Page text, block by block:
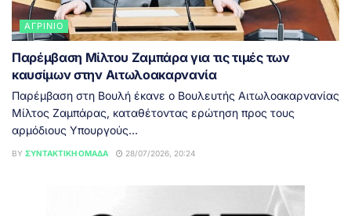
ΑΓΡΊΝΙΟ
Παρέμβαση Μίλτου Ζαμπάρα για τις τιμές των
καυσίμων στην Αιτωλοακαρνανία
Παρέμβαση στη Βουλή έκανε ο Βουλευτής Αιτωλοακαρνανίας
Μίλτος Ζαμπάρας, καταθέτοντας ερώτηση προς τους
αρμόδιους Υπουργούς...
BY ΣΥΝΤΑΚΤΙΚΉ ΟΜΆΔΑ 28/07/2026, 20:24